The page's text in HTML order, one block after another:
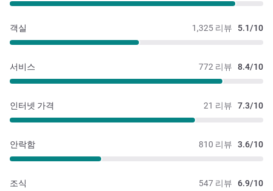
1,325 리뷰 5.1/10
객실
772 리뷰 8.4/10
서비스
21 리뷰 7.3/10
인터넷 가격
810 리뷰 3.6/10
안락함
547 리뷰 6.9/10
조식